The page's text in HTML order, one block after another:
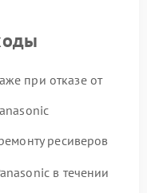
при отказе от
ресиверов
в течении